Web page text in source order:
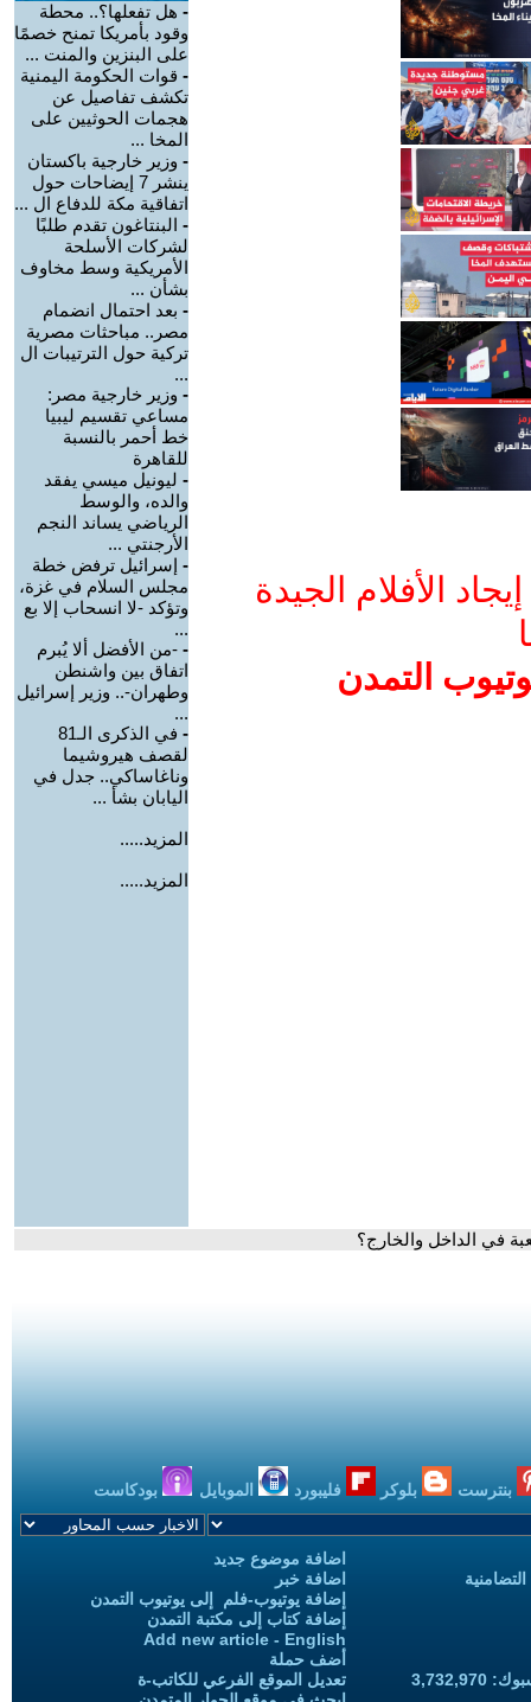
الأفلام الجيدة
التمدن
- هل تفعلها؟.. محطة
وقود بأمريكا تمنح خصمًا
على البنزين والمنت ...
- قوات الحكومة اليمنية
تكشف تفاصيل عن
هجمات الحوثيين على
المخا ...
- وزير خارجية باكستان
ينشر 7 إيضاحات حول
اتفاقية مكة للدفاع ال ...
- البنتاغون تقدم طلبًا
لشركات الأسلحة
الأمريكية وسط مخاوف
بشأن ...
- بعد احتمال انضمام
مصر.. مباحثات مصرية
تركية حول الترتيبات ال
...
- وزير خارجية مصر:
مساعي تقسيم ليبيا
خط أحمر بالنسبة
للقاهرة
- ليونيل ميسي يفقد
والده، والوسط
الرياضي يساند النجم
الأرجنتي ...
- إسرائيل ترفض خطة
مجلس السلام في غزة،
وتؤكد -لا انسحاب إلا بع
...
- -من الأفضل ألا يُبرم
اتفاق بين واشنطن
وطهران-.. وزير إسرائيل
...
-
في الذكرى الـ81
لقصف هيروشيما
وناغاساكي.. جدل في
اليابان بشأ ...
المزيد.....
المزيد.....
بنترست بلوكر فليبورد الموبايل بودكاست
اضافة موضوع جديد
اضافة خبر
إضافة يوتيوب-فلم إلى يوتيوب التمدن
إضافة كتاب إلى مكتبة التمدن
Add new article - English
أضف حملة
تعديل الموقع الفرعي للكاتب-ة